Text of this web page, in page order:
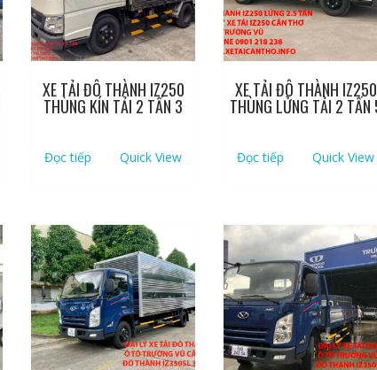
XE TẢI ĐÔ THÀNH IZ250
THÙNG KÍN TẢI 2 TẤN 3
Đọc tiếp Quick View
XE TẢI ĐÔ THÀNH IZ250
THÙNG LỬNG TẢI 2 TẤN
Đọc tiếp Quick View